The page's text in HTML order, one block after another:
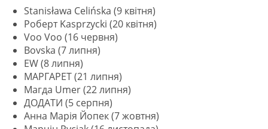
Stanisława Celińska (9 квітня)
Роберт Kasprzycki (20 квітня)
Voo Voo (16 червня)
Bovska (7 липня)
EW (8 липня)
МАРГАРЕТ (21 липня)
Магда Umer (22 липня)
ДОДАТИ (5 серпня)
Анна Марія Йопек (7 жовтня)